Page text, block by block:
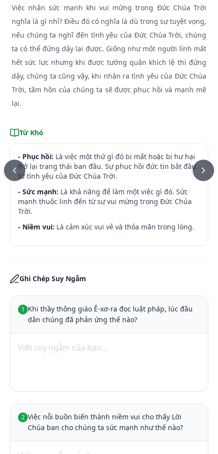
Việc nhận sức mạnh khi vui mừng trong Đức Chúa Trời
nghĩa là gì nhỉ? Điều đó có nghĩa là dù trong sự tuyệt vọng,
nếu chúng ta nghĩ đến tình yêu của Đức Chúa Trời, chúng
ta có thể đứng dậy lại được. Giống như một người lính mất
hết sức lực nhưng khi được tướng quân khích lệ thì đứng
dậy, chúng ta cũng vậy, khi nhận ra tình yêu của Đức Chúa
Trời, tâm hồn của chúng ta sẽ được phục hồi và mạnh mẽ
lại.
Từ Khó
- Phục hồi: Là việc một thứ gì đó bị mất hoặc bị hư hại
trở lại trạng thái ban đầu. Sự phục hồi đức tin bắt đầu
từ tình yêu của Đức Chúa Trời.
- Sức mạnh: Là khả năng để làm một việc gì đó. Sức
mạnh thuộc linh đến từ sự vui mừng trong Đức Chúa
Trời.
- Niềm vui: Là cảm xúc vui vẻ và thỏa mãn trong lòng.
Ghi Chép Suy Ngẫm
1 Khi thầy thông giáo Ê-xơ-ra đọc luật pháp, lúc đầu
dân chúng đã phản ứng thế nào?
2 Việc nỗi buồn biến thành niềm vui cho thấy Lời
Chúa ban cho chúng ta sức mạnh như thế nào?